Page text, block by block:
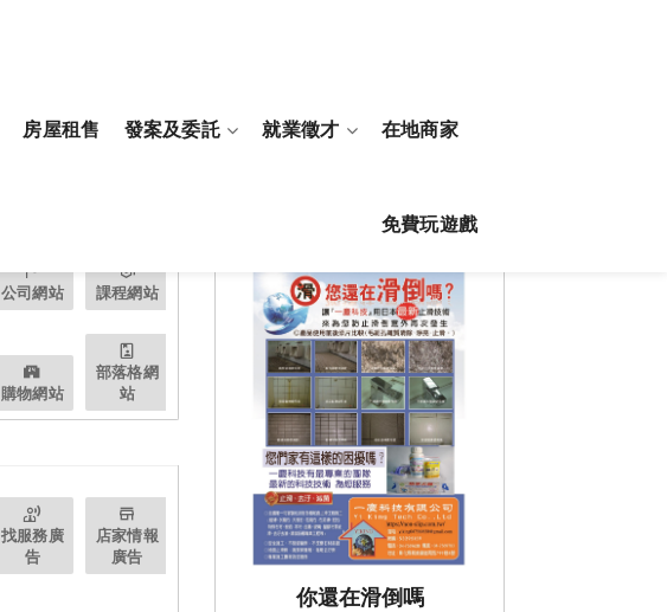
房屋租售 發案及委託 就業徵才 在地商家
免費玩遊戲
台南民眾大讚謝龍介深耕台南 越挫越勇 該換人做做看了!
公司網站 課程網站
購物網站
部落格網
站
找服務廣
告
店家情報
廣告
你還在滑倒嗎